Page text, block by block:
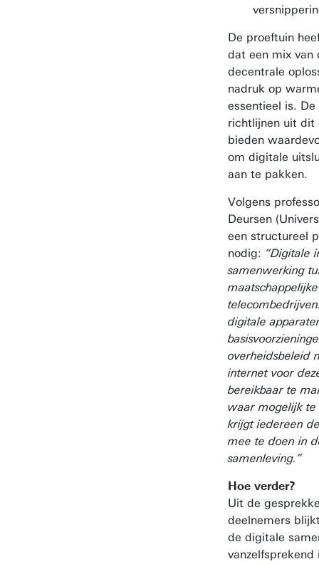
De proeftuin
dat een mix van
decentrale
nadruk op
essentieel is.
richtlijnen uit dit
bieden
om digitale
aan te pakken.
Volgens
Deursen
een structureel
nodig: “Digitale
samenwerking
digitale
overheidsbeleid
internet voor
bereikbaar te
waar mogelijk te
krijgt iedereen
mee te doen in
samenleving.”
Hoe verder?
Uit de
deelnemers
de digitale
vanzelfsprekend